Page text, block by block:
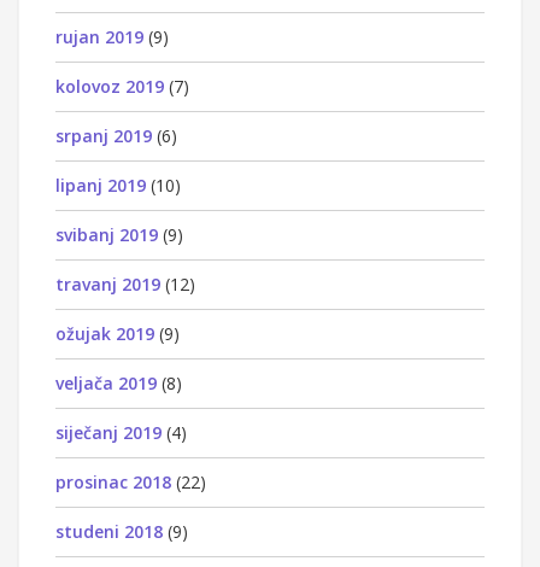
rujan 2019 (9)
kolovoz 2019 (7)
srpanj 2019 (6)
lipanj 2019 (10)
svibanj 2019 (9)
travanj 2019 (12)
ožujak 2019 (9)
veljača 2019 (8)
siječanj 2019 (4)
prosinac 2018 (22)
studeni 2018 (9)